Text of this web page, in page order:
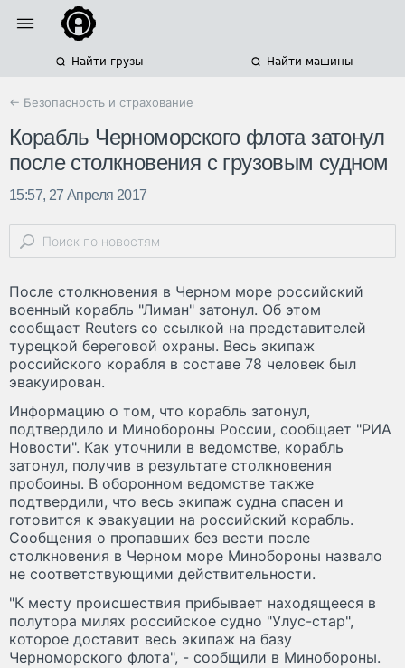
Найти грузы Найти машины
← Безопасность и страхование
Корабль Черноморского флота затонул
после столкновения с грузовым судном
15:57, 27 Апреля 2017
После столкновения в Черном море российский
военный корабль "Лиман" затонул. Об этом
сообщает Reuters со ссылкой на представителей
турецкой береговой охраны. Весь экипаж
российского корабля в составе 78 человек был
эвакуирован.
Информацию о том, что корабль затонул,
подтвердило и Минобороны России, сообщает "РИА
Новости". Как уточнили в ведомстве, корабль
затонул, получив в результате столкновения
пробоины. В оборонном ведомстве также
подтвердили, что весь экипаж судна спасен и
готовится к эвакуации на российский корабль.
Сообщения о пропавших без вести после
столкновения в Черном море Минобороны назвало
не соответствующими действительности.
"К месту происшествия прибывает находящееся в
полутора милях российское судно "Улус-стар",
которое доставит весь экипаж на базу
Черноморского флота", - сообщили в Минобороны.